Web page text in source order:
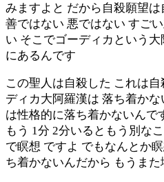
みますよと だから自殺願望
善ではない 悪ではない すご
い そこでゴーディカという
にあるんです
この聖人は自殺した これは
ディカ大阿羅漢は 落ち着か
は性格的に落ち着かないんで
もう 1分 2分いるともう別な
で瞑想 ですよ でもなんとか
ち着かないんだから もうま